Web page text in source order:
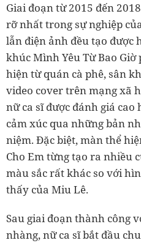
Giai đoạn từ 2015 đến
rỡ nhất trong sự nghiệp
lẫn điện ảnh đều tạo được
khúc Mình Yêu Từ Bao
hiện từ quán cà phê, sân
video cover trên mạng xã
nữ ca sĩ được đánh giá
cảm xúc qua những bản
niệm. Đặc biệt, màn thể
Cho Em từng tạo ra nhiều
màu sắc rất khác so với
thấy của Miu Lê.
Sau giai đoạn thành công
nhàng, nữ ca sĩ bắt đầu